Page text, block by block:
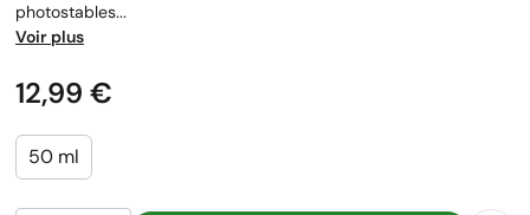
photostables...
Voir plus
Prix
12,99 €
50 ml